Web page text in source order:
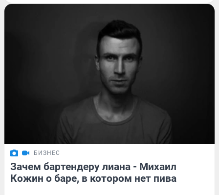
БИЗНЕС
Зачем бартендеру лиана - Михаил
Кожин о баре, в котором нет пива